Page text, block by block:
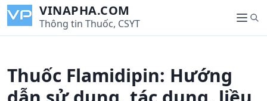
i
VINAPHA.COM
Thông tin Thuốc, CSYT
M
e
S
e
Thuốc Flamidipin: Hướng